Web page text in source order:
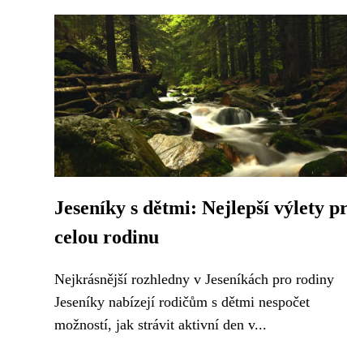
Jeseníky s dětmi: Nejlepší výlety
celou rodinu
Nejkrásnější rozhledny v Jeseníkách pro rodiny
Jeseníky nabízejí rodičům s dětmi nespočet
možností, jak strávit aktivní den v...